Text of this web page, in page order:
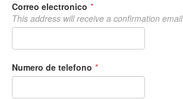
Correo electronico *
This address will receive a confirmation email
Numero de telefono *